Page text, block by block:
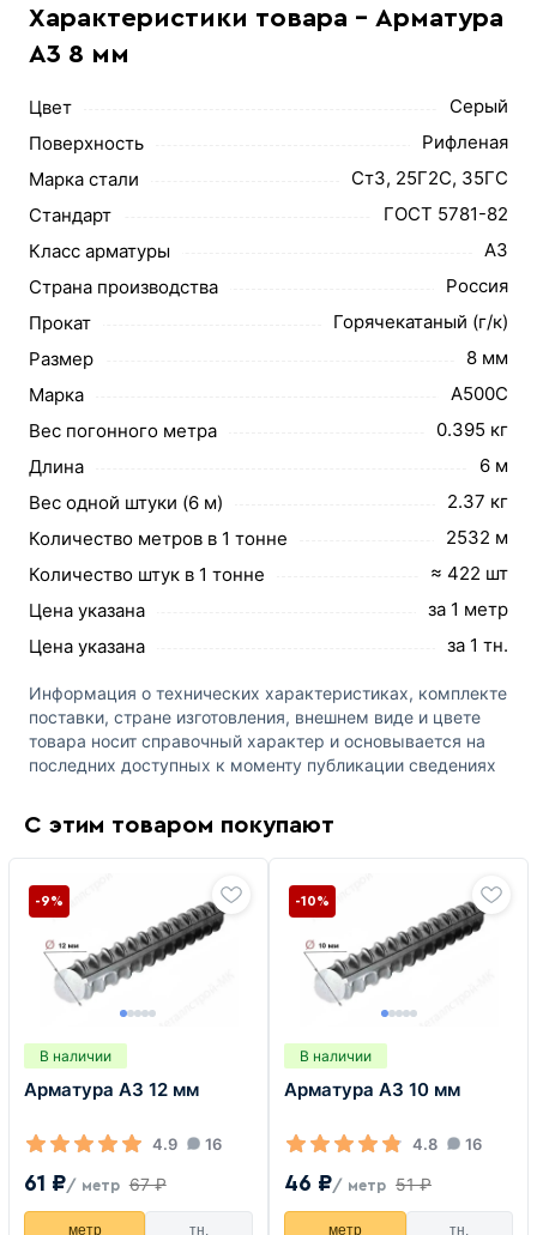
Характеристики товара - Арматура
А3 8 мм
Цвет
Серый
Поверхность
Рифленая
Марка стали
Ст3, 25Г2С, 35ГС
Стандарт
ГОСТ 5781-82
Класс арматуры
А3
Страна производства
Россия
Прокат
Горячекатаный (г/к)
Размер
8 мм
Марка
А500С
Вес погонного метра
0.395 кг
Длина
6 м
Вес одной штуки (6 м)
2.37 кг
Количество метров в 1 тонне
2532 м
Количество штук в 1 тонне
≈ 422 шт
Цена указана
за 1 метр
Цена указана
за 1 тн.
Информация о технических характеристиках, комплекте
поставки, стране изготовления, внешнем виде и цвете
товара носит справочный характер и основывается на
последних доступных к моменту публикации сведениях
С этим товаром покупают
В наличии
Арматура А3 12 мм
4.9 16
61 ₽/ метр 67 ₽
-9%
метр тн.
В наличии
Арматура А3 10 мм
4.8 16
46 ₽/ метр 51 ₽
-10%
метр тн.